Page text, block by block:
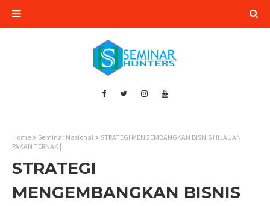
Home Seminar Nasional
STRATEGI MENGEMBANGKAN BISNIS HIJAUAN
PAKAN TERNAK |
STRATEGI
MENGEMBANGKAN BISNIS